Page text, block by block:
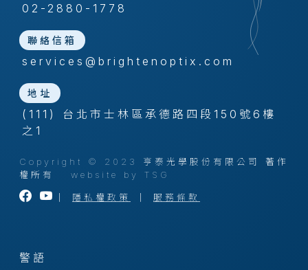
02-2880-1778
聯絡信箱
services@brightenoptix.com
地址
(111) 台北市士林區承德路四段150號6樓
之1
Copyright © 2023 亨泰光學股份有限公司 著作
權所有 website by TSG
隱私權政策 服務條款
警語